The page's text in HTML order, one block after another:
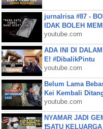
jurnalrisa #87 -
IDAK BOLEH
youtube.com
ADA INI DI
E! #DibalikPintu
youtube.com
Belum Lama
Kei Kembali
youtube.com
NYAMAR JADI
❗SATU